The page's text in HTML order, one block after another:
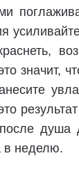
значит,
в неделю.